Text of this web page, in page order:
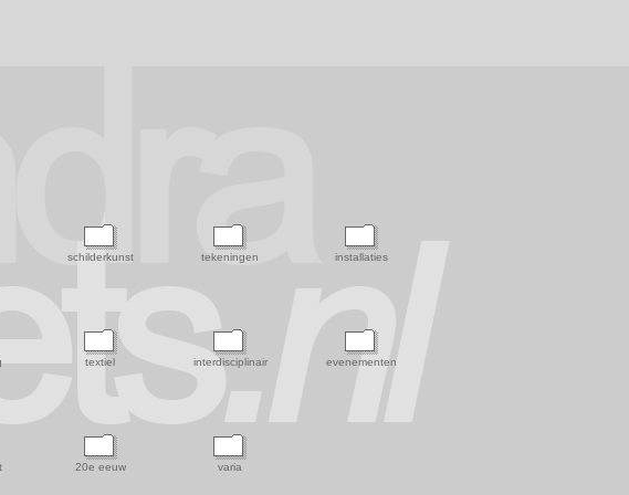
schilderkunst tekeningen installaties
textiel interdisciplinair evenementen
20e eeuw varia